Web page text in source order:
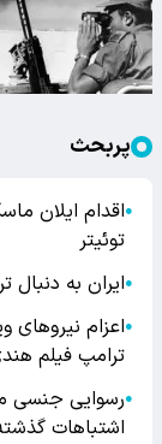
پربحث
●اقدام ایلان
توئیتر
●ایران به
●اعزام نیروهای
ترامپ فیلم
●
اشتباهات